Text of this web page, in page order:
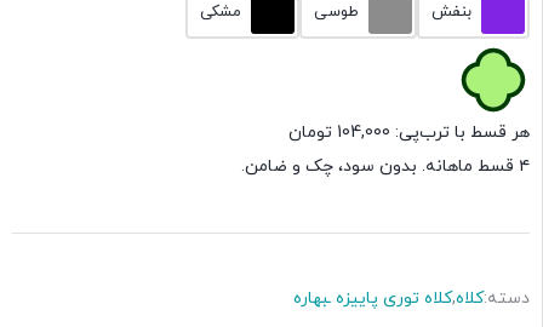
بنفش طوسی مشکی
هر قسط با ترب‌پی: 104,000 تومان
۴ قسط ماهانه. بدون سود، چک و ضامن.
دسته:کلاه,کلاه توری پاییزه ـبهاره